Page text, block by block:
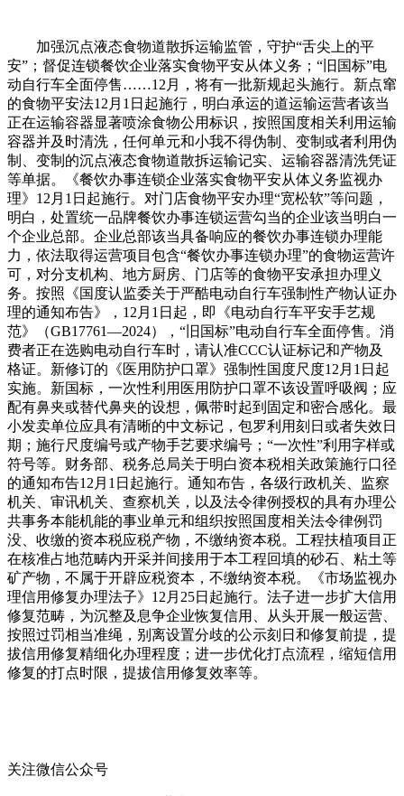
加强沉点液态食物道散拆运输监管，守护“舌尖上的平
安”；督促连锁餐饮企业落实食物平安从体义务；“旧国标”电
动自行车全面停售……12月，将有一批新规起头施行。新点窜
的食物平安法12月1日起施行，明白承运的道运输运营者该当
正在运输容器显著喷涂食物公用标识，按照国度相关利用运输
容器并及时清洗，任何单元和小我不得伪制、变制或者利用伪
制、变制的沉点液态食物道散拆运输记实、运输容器清洗凭证
等单据。《餐饮办事连锁企业落实食物平安从体义务监视办
理》12月1日起施行。对门店食物平安办理“宽松软”等问题，
明白，处置统一品牌餐饮办事连锁运营勾当的企业该当明白一
个企业总部。企业总部该当具备响应的餐饮办事连锁办理能
力，依法取得运营项目包含“餐饮办事连锁办理”的食物运营许
可，对分支机构、地方厨房、门店等的食物平安承担办理义
务。按照《国度认监委关于严酷电动自行车强制性产物认证办
理的通知布告》，12月1日起，即《电动自行车平安手艺规
范》（GB17761—2024），“旧国标”电动自行车全面停售。消
费者正在选购电动自行车时，请认准CCC认证标记和产物及
格证。新修订的《医用防护口罩》强制性国度尺度12月1日起
实施。新国标，一次性利用医用防护口罩不该设置呼吸阀；应
配有鼻夹或替代鼻夹的设想，佩带时起到固定和密合感化。最
小发卖单位应具有清晰的中文标记，包罗利用刻日或者失效日
期；施行尺度编号或产物手艺要求编号；“一次性”利用字样或
符号等。财务部、税务总局关于明白资本税相关政策施行口径
的通知布告12月1日起施行。通知布告，各级行政机关、监察
机关、审讯机关、查察机关，以及法令律例授权的具有办理公
共事务本能机能的事业单元和组织按照国度相关法令律例罚
没、收缴的资本税应税产物，不缴纳资本税。工程扶植项目正
在核准占地范畴内开采并间接用于本工程回填的砂石、粘土等
矿产物，不属于开辟应税资本，不缴纳资本税。《市场监视办
理信用修复办理法子》12月25日起施行。法子进一步扩大信用
修复范畴，为沉整及息争企业恢复信用、从头开展一般运营、
按照过罚相当准绳，别离设置分歧的公示刻日和修复前提，提
拔信用修复精细化办理程度；进一步优化打点流程，缩短信用
修复的打点时限，提拔信用修复效率等。
关注微信公众号